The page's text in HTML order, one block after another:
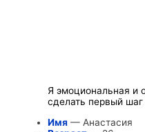
Я эмоциональная и
сделать первый
Имя — Анастасия